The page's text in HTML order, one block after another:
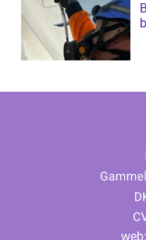
web: